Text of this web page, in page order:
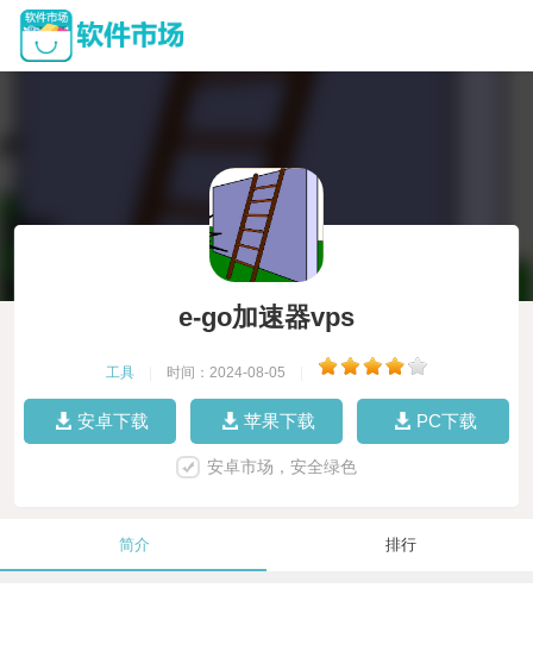
e-go加速器vps
工具 时间：2024-08-05
安卓下载 苹果下载 PC下载
安卓市场，安全绿色
简介 排行